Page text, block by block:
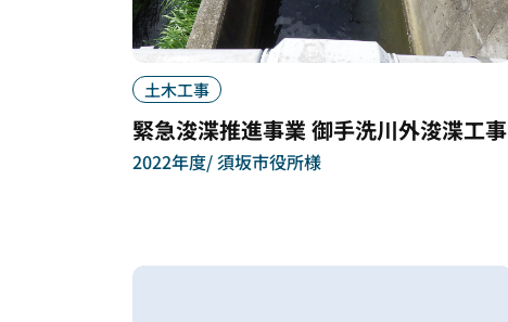
土木工事
緊急浚渫推進事業 御手洗川外浚渫工事
2022年度 須坂市役所様